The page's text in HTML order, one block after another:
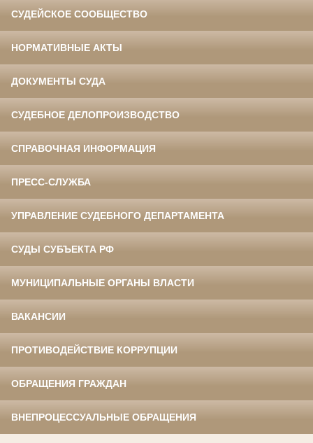
СУДЕЙСКОЕ СООБЩЕСТВО
НОРМАТИВНЫЕ АКТЫ
ДОКУМЕНТЫ СУДА
СУДЕБНОЕ ДЕЛОПРОИЗВОДСТВО
СПРАВОЧНАЯ ИНФОРМАЦИЯ
ПРЕСС-СЛУЖБА
УПРАВЛЕНИЕ СУДЕБНОГО ДЕПАРТАМЕНТА
СУДЫ СУБЪЕКТА РФ
МУНИЦИПАЛЬНЫЕ ОРГАНЫ ВЛАСТИ
ВАКАНСИИ
ПРОТИВОДЕЙСТВИЕ КОРРУПЦИИ
ОБРАЩЕНИЯ ГРАЖДАН
ВНЕПРОЦЕССУАЛЬНЫЕ ОБРАЩЕНИЯ